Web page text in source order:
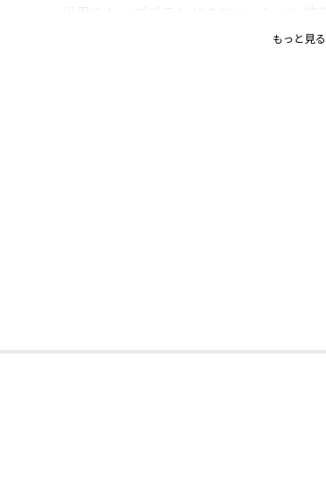
ン。気鋭の新進デザイナーから伝統ある
もっと見る